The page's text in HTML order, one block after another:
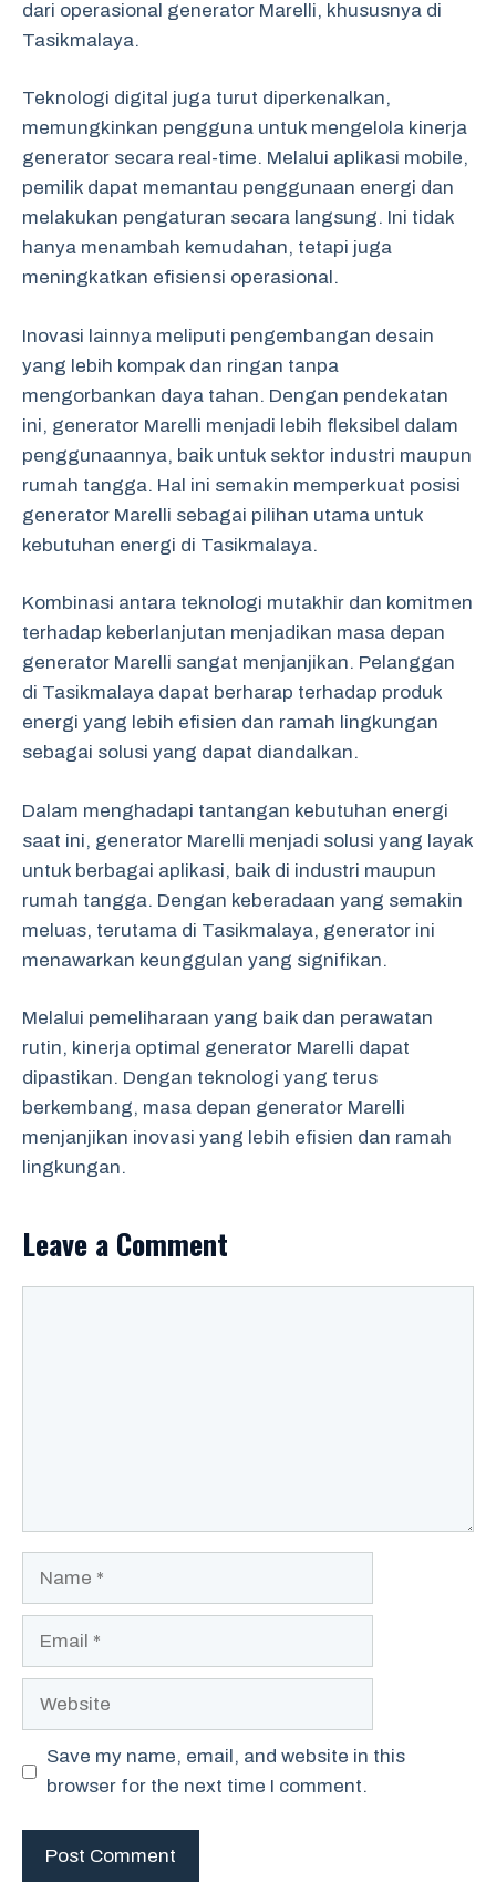
dari operasional generator Marelli, khususnya di
Tasikmalaya.
Teknologi digital juga turut diperkenalkan,
memungkinkan pengguna untuk mengelola kinerja
generator secara real-time. Melalui aplikasi mobile,
pemilik dapat memantau penggunaan energi dan
melakukan pengaturan secara langsung. Ini tidak
hanya menambah kemudahan, tetapi juga
meningkatkan efisiensi operasional.
Inovasi lainnya meliputi pengembangan desain
yang lebih kompak dan ringan tanpa
mengorbankan daya tahan. Dengan pendekatan
ini, generator Marelli menjadi lebih fleksibel dalam
penggunaannya, baik untuk sektor industri maupun
rumah tangga. Hal ini semakin memperkuat posisi
generator Marelli sebagai pilihan utama untuk
kebutuhan energi di Tasikmalaya.
Kombinasi antara teknologi mutakhir dan komitmen
terhadap keberlanjutan menjadikan masa depan
generator Marelli sangat menjanjikan. Pelanggan
di Tasikmalaya dapat berharap terhadap produk
energi yang lebih efisien dan ramah lingkungan
sebagai solusi yang dapat diandalkan.
Dalam menghadapi tantangan kebutuhan energi
saat ini, generator Marelli menjadi solusi yang layak
untuk berbagai aplikasi, baik di industri maupun
rumah tangga. Dengan keberadaan yang semakin
meluas, terutama di Tasikmalaya, generator ini
menawarkan keunggulan yang signifikan.
Melalui pemeliharaan yang baik dan perawatan
rutin, kinerja optimal generator Marelli dapat
dipastikan. Dengan teknologi yang terus
berkembang, masa depan generator Marelli
menjanjikan inovasi yang lebih efisien dan ramah
lingkungan.
Leave a Comment
Website
Save my name, email, and website in this
browser for the next time I comment.